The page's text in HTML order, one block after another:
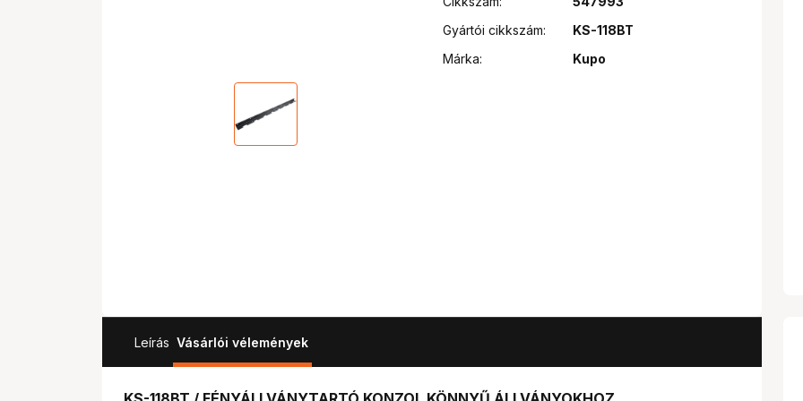
Gyártói cikkszám:
KS-118BT
Márka:
Kupo
Leírás Vásárlói vélemények